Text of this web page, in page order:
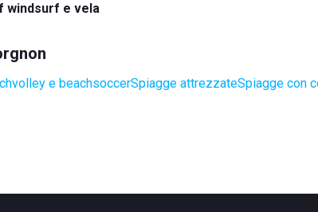
windsurf e vela
e beachsoccerSpiagge attrezzateSpiagge con